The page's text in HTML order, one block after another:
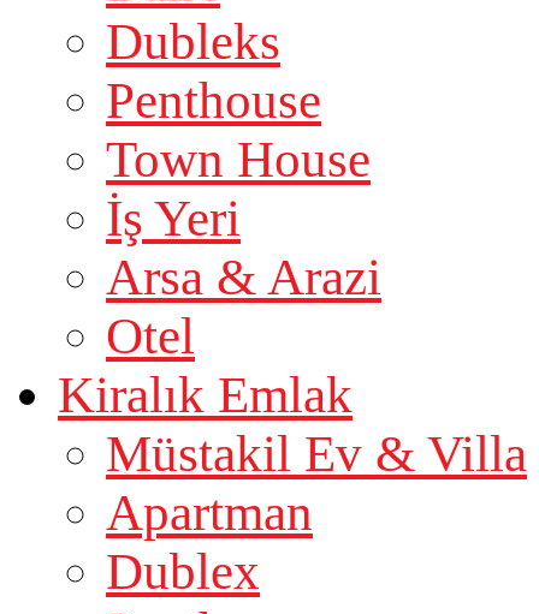
Dubleks
Penthouse
Town House
İş Yeri
Arsa & Arazi
Otel
Kiralık Emlak
Müstakil Ev & Villa
Apartman
Dublex